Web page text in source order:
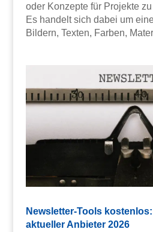
oder Konzepte für Projekte
Es handelt sich dabei um
Bildern, Texten, Farben,
Newsletter-Tools
aktueller Anbieter 2026